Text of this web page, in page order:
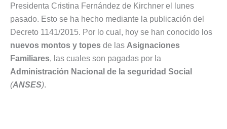
Presidenta Cristina Fernández de Kirchner el lunes
pasado. Esto se ha hecho mediante la publicación del
Decreto 1141/2015. Por lo cual, hoy se han conocido los
nuevos montos y topes de las Asignaciones
Familiares, las cuales son pagadas por la
Administración Nacional de la seguridad Social
(ANSES).